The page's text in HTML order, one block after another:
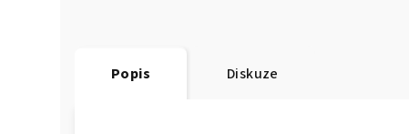
Popis Diskuze